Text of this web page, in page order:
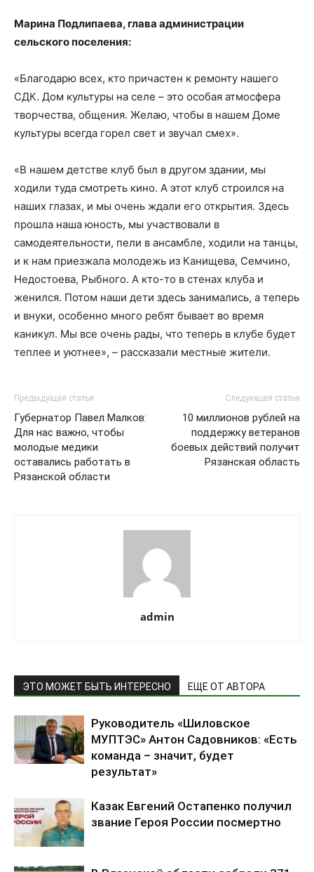
Марина Подлипаева, глава администрации
сельского поселения:
«Благодарю всех, кто причастен к ремонту нашего
СДК. Дом культуры на селе – это особая атмосфера
творчества, общения. Желаю, чтобы в нашем Доме
культуры всегда горел свет и звучал смех».
«В нашем детстве клуб был в другом здании, мы
ходили туда смотреть кино. А этот клуб строился на
наших глазах, и мы очень ждали его открытия. Здесь
прошла наша юность, мы участвовали в
самодеятельности, пели в ансамбле, ходили на танцы,
и к нам приезжала молодежь из Канищева, Семчино,
Недостоева, Рыбного. А кто-то в стенах клуба и
женился. Потом наши дети здесь занимались, а теперь
и внуки, особенно много ребят бывает во время
каникул. Мы все очень рады, что теперь в клубе будет
теплее и уютнее», – рассказали местные жители.
Предыдущая статья
Губернатор Павел Малков:
Для нас важно, чтобы
молодые медики
оставались работать в
Рязанской области
Следующая статья
10 миллионов рублей на
поддержку ветеранов
боевых действий получит
Рязанская область
admin
ЭТО МОЖЕТ БЫТЬ ИНТЕРЕСНО ЕЩЕ ОТ АВТОРА
Руководитель «Шиловское
МУПТЭС» Антон Садовников: «Есть
команда – значит, будет
результат»
Казак Евгений Остапенко получил
звание Героя России посмертно